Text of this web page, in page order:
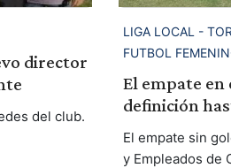
director
del club.
LIGA LOCAL -
FUTBOL
El empate en
definición
El empate sin
y Empleados de